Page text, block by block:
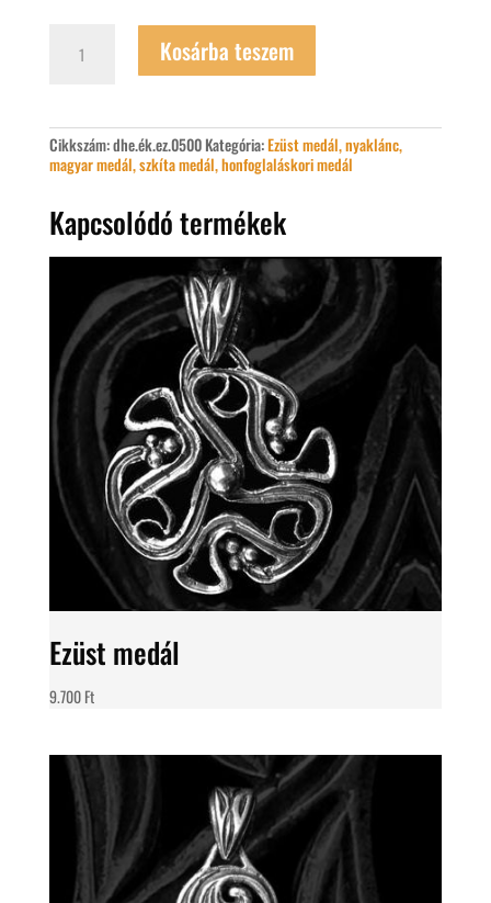
szarvas
Kosárba teszem
Cikkszám:dhe.ék.ez.0500 Kategória:Ezüst medál, nyaklánc,
magyar medál, szkíta medál, honfoglaláskori medál
Kapcsolódó termékek
Ezüst medál
9.700Ft